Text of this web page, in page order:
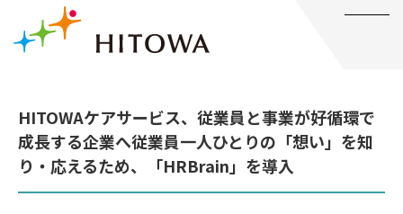
メニュー
HITOWAケアサービス、従業員と事業が好循環で
成長する企業へ従業員一人ひとりの「想い」を知
り・応えるため、「HRBrain」を導入